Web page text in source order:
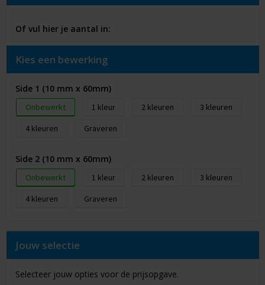
Of vul hier je aantal in:
Kies een bewerking
Side 1 (10 mm x 60mm)
Onbewerkt 1 2
3
4
Graveren
Side 2 (10 mm x 60mm)
Onbewerkt 1 2
3
4
Graveren
Jouw selectie
Selecteer jouw opties voor de prijsopgave.